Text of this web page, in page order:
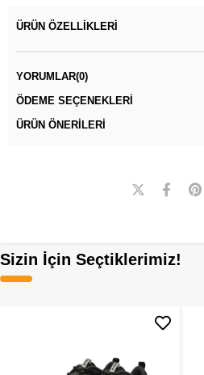
ÜRÜN ÖZELLIKLERI
YORUMLAR(0)
ÖDEME SEÇENEKLERI
ÜRÜN ÖNERILERI
Sizin İçin Seçtiklerimiz!